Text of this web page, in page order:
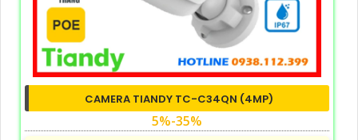
CAMERA TIANDY TC-C34QN (4MP)
5%-35%